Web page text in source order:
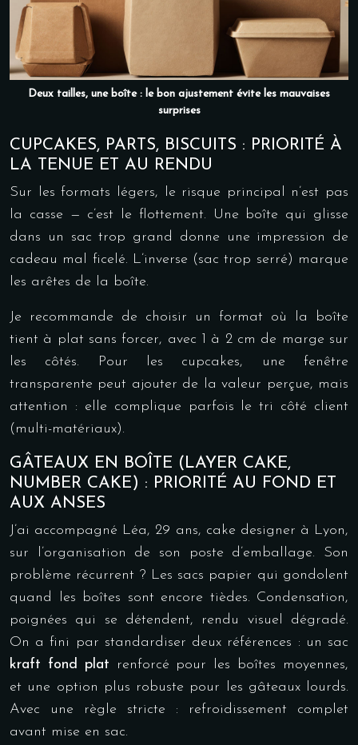
Deux tailles, une boîte : le bon ajustement évite les mauvaises
surprises
CUPCAKES, PARTS, BISCUITS : PRIORITÉ À
LA TENUE ET AU RENDU
Sur les formats légers, le risque principal n’est pas
la casse — c’est le flottement. Une boîte qui glisse
dans un sac trop grand donne une impression de
cadeau mal ficelé. L’inverse (sac trop serré) marque
les arêtes de la boîte.
Je recommande de choisir un format où la boîte
tient à plat sans forcer, avec 1 à 2 cm de marge sur
les côtés. Pour les cupcakes, une fenêtre
transparente peut ajouter de la valeur perçue, mais
attention : elle complique parfois le tri côté client
(multi-matériaux).
GÂTEAUX EN BOÎTE (LAYER CAKE,
NUMBER CAKE) : PRIORITÉ AU FOND ET
AUX ANSES
J’ai accompagné Léa, 29 ans, cake designer à Lyon,
sur l’organisation de son poste d’emballage. Son
problème récurrent ? Les sacs papier qui gondolent
quand les boîtes sont encore tièdes. Condensation,
poignées qui se détendent, rendu visuel dégradé.
On a fini par standardiser deux références : un sac
kraft fond plat renforcé pour les boîtes moyennes,
et une option plus robuste pour les gâteaux lourds.
Avec une règle stricte : refroidissement complet
avant mise en sac.